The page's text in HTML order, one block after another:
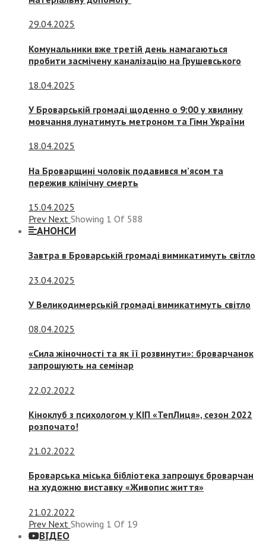
29.04.2025
Комунальники вже третій день намагаються
пробити засмічену каналізацію на Грушевського
18.04.2025
У Броварській громаді щоденно о 9:00 у хвилину
мовчання лунатимуть метроном та Гімн України
18.04.2025
На Броварщині чоловік подавився м’ясом та
пережив клінічну смерть
15.04.2025
Prev Next Showing 1 Of 588
АНОНСИ
Завтра в Броварській громаді вимикатимуть світло
23.04.2025
У Великодимерській громаді вимикатимуть світло
08.04.2025
«Сила жіночності та як її розвинути»: броварчанок
запрошують на семінар
22.02.2022
Кіноклуб з психологом у КІП «ТепЛиця», сезон 2022
розпочато!
21.02.2022
Броварська міська бібліотека запрошує броварчан
на художню виставку «Живопис життя»
21.02.2022
Prev Next Showing 1 Of 19
ВІДЕО